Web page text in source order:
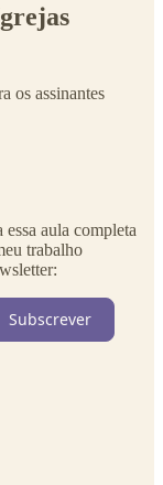
os assinantes
essa aula completa
trabalho
Subscrever